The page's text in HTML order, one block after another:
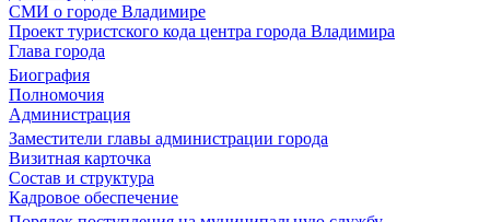
СМИ о городе Владимире
Проект туристского кода центра города Владимира
Глава города
Биография
Полномочия
Администрация
Заместители главы администрации города
Визитная карточка
Состав и структура
Кадровое обеспечение